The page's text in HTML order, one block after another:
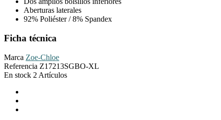
Aberturas laterales
92% Poliéster / 8% Spandex
Ficha técnica
Marca Zoe-Chloe
Referencia Z17213SGBO-XL
En stock 2 Artículos